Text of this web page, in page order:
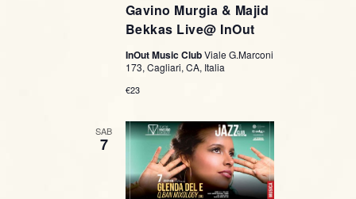
Gavino Murgia & Majid
Bekkas Live@ InOut
InOut Music ClubViale G.Marconi
173, Cagliari, CA, Italia
€23
SAB
7